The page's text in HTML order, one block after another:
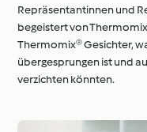
Repräsentantinnen und
begeistert von
Thermomix® Gesichter,
übergesprungen ist und
verzichten könnten.